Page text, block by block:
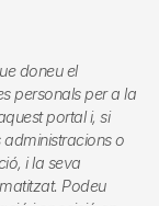
doneu el
personals per a la
portal i, si
administracions o
i la seva
Podeu